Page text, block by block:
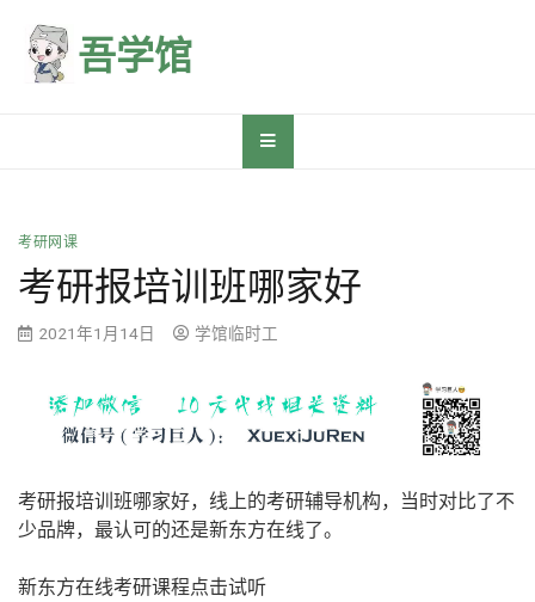
content
吾学馆
考研网课
考研报培训班哪家好
2021年1月14日 学馆临时工
考研报培训班哪家好，线上的考研辅导机构，当时对比了不
少品牌，最认可的还是新东方在线了。
新东方在线考研课程点击试听